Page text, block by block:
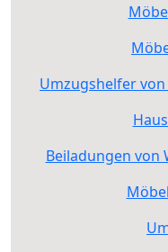
Umzugshelfer
Beiladungen von